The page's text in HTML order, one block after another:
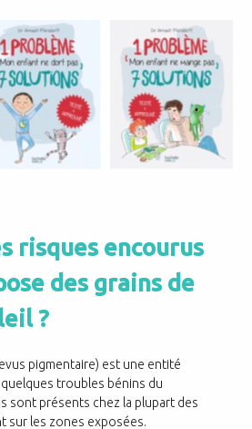
risques encourus
des grains de
?
pigmentaire) est une entité
troubles bénins du
sont présents chez la plupart des
sur les zones exposées.